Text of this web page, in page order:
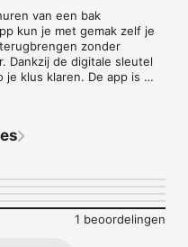
van een bak
kun je met gemak zelf je
zonder
Dankzij de digitale sleutel
klus klaren. De app is
app voor een to-go
stel je digitale sleutel in.
en open het slot via de
1 beoordelingen